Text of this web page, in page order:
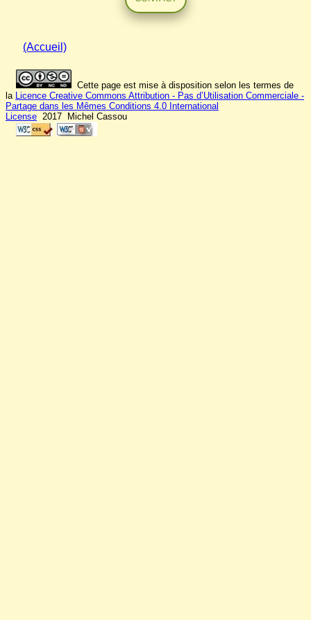
(Accueil)
Cette page est mise à disposition selon les termes de
la Licence Creative Commons Attribution - Pas d’Utilisation Commerciale -
Partage dans les Mêmes Conditions 4.0 International
License 2017 Michel Cassou